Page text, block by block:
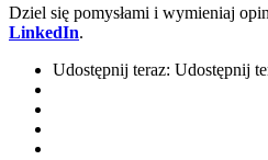
Dziel się pomysłami i wymieniaj
LinkedIn.
Udostępnij teraz: Udostępnij